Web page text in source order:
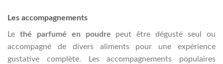
Les accompagnements
Le thé parfumé en poudre peut être dégusté seul ou
accompagné de divers aliments pour une expérience
gustative complète. Les accompagnements populaires